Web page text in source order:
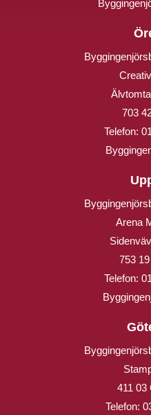
703
Telefon:
Arena
753
Telefon:
411 03
Telefon: